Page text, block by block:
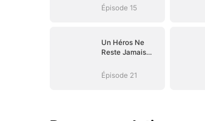
Épisode 15
Un Héros Ne
Reste Jamais
Épisode 21